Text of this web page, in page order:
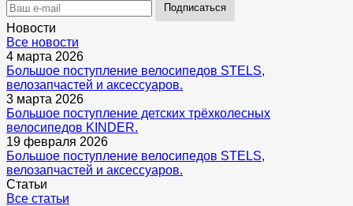
Новости
Все новости
4 марта 2026
Большое поступление велосипедов STELS,
велозапчастей и аксессуаров.
3 марта 2026
Большое поступление детских трёхколесных
велосипедов KINDER.
19 февраля 2026
Большое поступление велосипедов STELS,
велозапчастей и аксессуаров.
Статьи
Все статьи